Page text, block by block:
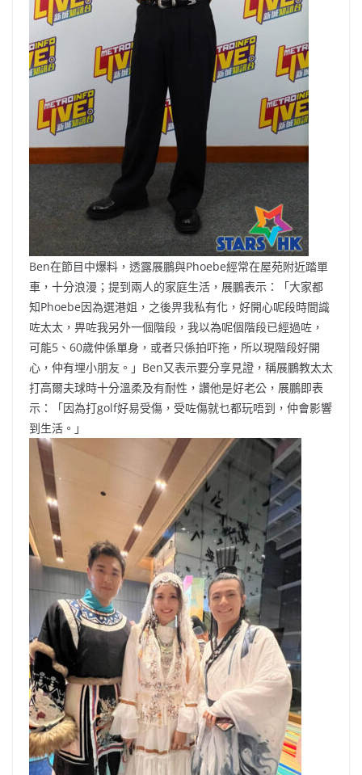
Ben在節目中爆料，透露展鵬與Phoebe經常在屋苑附近踏單
車，十分浪漫；提到兩人的家庭生活，展鵬表示：「大家都
知Phoebe因為選港姐，之後畀我私有化，好開心呢段時間識
咗太太，畀咗我另外一個階段，我以為呢個階段已經過咗，
可能5、60歲仲係單身，或者只係拍吓拖，所以現階段好開
心，仲有埋小朋友。」Ben又表示要分享見證，稱展鵬教太太
打高爾夫球時十分溫柔及有耐性，讚他是好老公，展鵬即表
示：「因為打golf好易受傷，受咗傷就乜都玩唔到，仲會影響
到生活。」